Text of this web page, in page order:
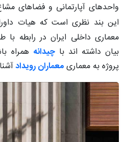
واحدهای آپارتمانی و فضاهای
این بند نظری است که ​هیات
معماری داخلی ایران در رابطه
بیان داشته اند باچیدانه همراه
پروژه به معماریمعماران رویداد